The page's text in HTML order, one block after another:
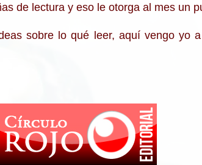
de lectura y eso le otorga al mes un
sobre lo qué leer, aquí vengo yo